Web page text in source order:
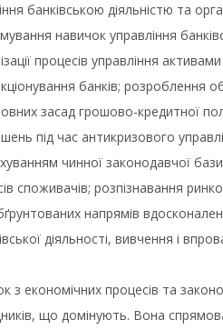
банківською діяльністю та
навичок управління
процесів управління
банків; розроблення
засад грошово-кредитної
під час антикризового
чинної законодавчої
споживачів; розпізнавання
напрямів
діяльності, вивчення і
економічних процесів та
що домінують. Вона